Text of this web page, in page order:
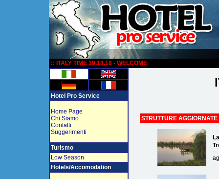
:: ITALY TIME 19.18.18 - WELCOME
Hotel Pro Service
Home Page
Chi Siamo
Contatti
Suggerimenti
Turismo
Low Season
Hotels/Accomodation
STRUTTURE